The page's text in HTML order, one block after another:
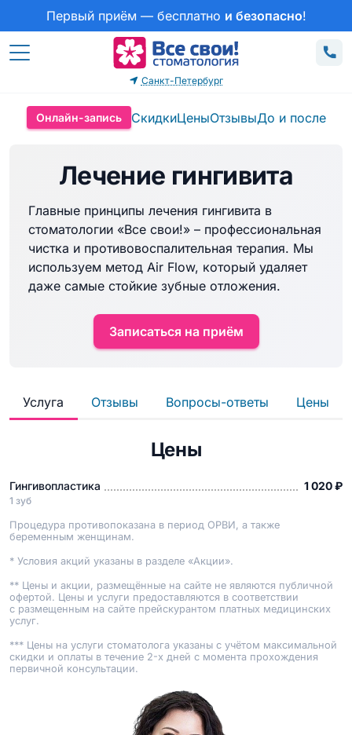
Первый приём — бесплатно и безопасно!
Санкт-Петербург
Онлайн-запись СкидкиЦеныОтзывыДо и после
Лечение гингивита
Главные принципы лечения гингивита в
стоматологии «Все свои!» – профессиональная
чистка и противовоспалительная терапия. Мы
используем метод Air Flow, который удаляет
даже самые стойкие зубные отложения.
Записаться на приём
Услуга Отзывы Вопросы-ответы Цены
Цены
Гингивопластика
1 зуб
1 020 ₽
Процедура противопоказана в период ОРВИ, а также
беременным женщинам.
* Условия акций указаны в разделе «Акции».
** Цены и акции, размещённые на сайте не являются публичной
офертой. Цены и услуги предоставляются в соответствии
с размещенным на сайте прейскурантом платных медицинских
услуг.
*** Цены на услуги стоматолога указаны с учётом максимальной
скидки и оплаты в течение 2-х дней с момента прохождения
первичной консультации.